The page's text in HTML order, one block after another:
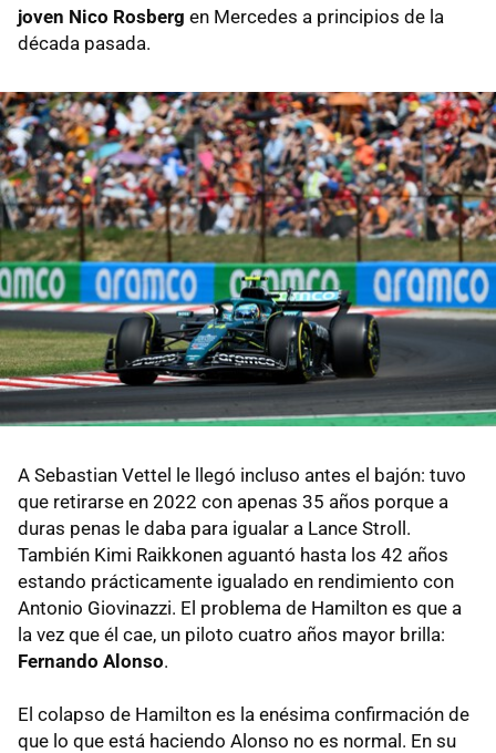
joven Nico Rosberg en Mercedes a principios de la
década pasada.
A Sebastian Vettel le llegó incluso antes el bajón: tuvo
que retirarse en 2022 con apenas 35 años porque a
duras penas le daba para igualar a Lance Stroll.
También Kimi Raikkonen aguantó hasta los 42 años
estando prácticamente igualado en rendimiento con
Antonio Giovinazzi. El problema de Hamilton es que a
la vez que él cae, un piloto cuatro años mayor brilla:
Fernando Alonso.
El colapso de Hamilton es la enésima confirmación de
que lo que está haciendo Alonso no es normal. En su